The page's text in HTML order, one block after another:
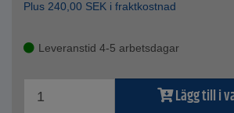
Plus 240,00 SEK i fraktkostnad
Leveranstid 4-5 arbetsdagar
Lägg till i